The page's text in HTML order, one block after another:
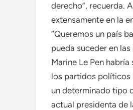
derecho”, recuerda.
extensamente en la
“Queremos un país
pueda suceder en
Marine Le Pen
los partidos políticos
un determinado tipo
actual presidenta de